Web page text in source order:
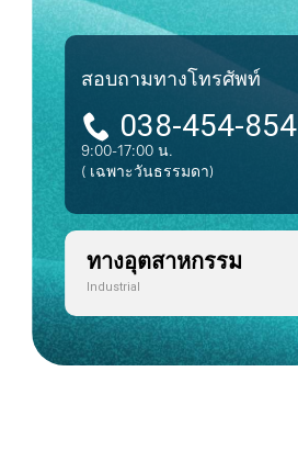
สอบถามทางโทรศัพท์
038-454-854
9:00-17:00 น.
( เฉพาะวันธรรมดา)
ทางอุตสาหกรรม
Industrial